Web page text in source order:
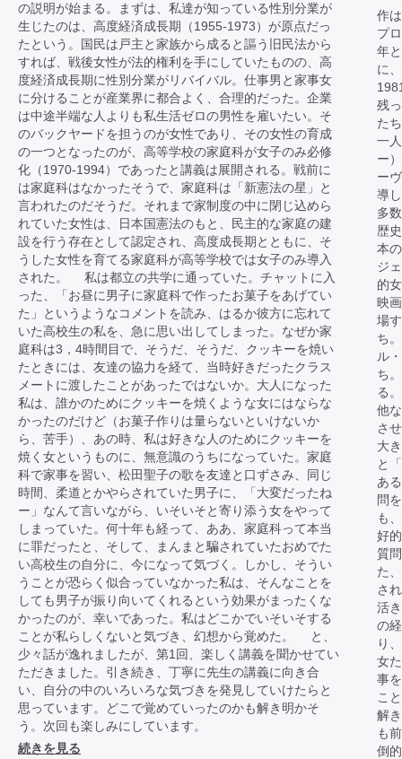
の説明が始まる。まずは、私達が知っている性別分業が
生じたのは、高度経済成長期（1955-1973）が原点だっ
たという。国民は戸主と家族から成ると謳う旧民法から
すれば、戦後女性が法的権利を手にしていたものの、高
度経済成長期に性別分業がリバイバル。仕事男と家事女
に分けることが産業界に都合よく、合理的だった。企業
は中途半端な人よりも私生活ゼロの男性を雇いたい。そ
のバックヤードを担うのが女性であり、その女性の育成
の一つとなったのが、高等学校の家庭科が女子のみ必修
化（1970-1994）であったと講義は展開される。戦前に
は家庭科はなかったそうで、家庭科は「新憲法の星」と
言われたのだそうだ。それまで家制度の中に閉じ込めら
れていた女性は、日本国憲法のもと、民主的な家庭の建
設を行う存在として認定され、高度成長期とともに、そ
うした女性を育てる家庭科が高等学校では女子のみ導入
された。 私は都立の共学に通っていた。チャットに入
った、「お昼に男子に家庭科で作ったお菓子をあげてい
た」というようなコメントを読み、はるか彼方に忘れて
いた高校生の私を、急に思い出してしまった。なぜか家
庭科は3，4時間目で、そうだ、そうだ、クッキーを焼い
たときには、友達の協力を経て、当時好きだったクラス
メートに渡したことがあったではないか。大人になった
私は、誰かのためにクッキーを焼くような女にはならな
かったのだけど（お菓子作りは量らないといけないか
ら、苦手）、あの時、私は好きな人のためにクッキーを
焼く女というものに、無意識のうちになっていた。家庭
科で家事を習い、松田聖子の歌を友達と口ずさみ、同じ
時間、柔道とかやらされていた男子に、「大変だったね
ー」なんて言いながら、いそいそと寄り添う女をやって
しまっていた。何十年も経って、ああ、家庭科って本当
に罪だったと、そして、まんまと騙されていたおめでた
い高校生の自分に、今になって気づく。しかし、そうい
うことが恐らく似合っていなかった私は、そんなことを
しても男子が振り向いてくれるという効果がまったくな
かったのが、幸いであった。私はどこかでいそいそする
ことが私らしくないと気づき、幻想から覚めた。 と、
少々話が逸れましたが、第1回、楽しく講義を聞かせてい
ただきました。引き続き、丁寧に先生の講義に向き合
い、自分の中のいろいろな気づきを発見していけたらと
思っています。どこで覚めていったのかも解き明かそ
う。次回も楽しみにしています。
続きを見る
作
プ
年
に
残
た
一
ー
ー
導
多
歴
本
ジ
的
映
場
ち
ル
ち
る
他
さ
大
と
あ
問
も
好
質
た
さ
活
の
り
女
事
こ
解
も
倒